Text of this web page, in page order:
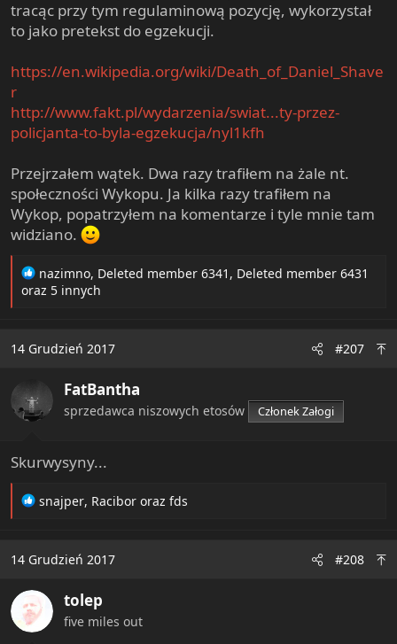
tracąc przy tym regulaminową pozycję, wykorzystał
to jako pretekst do egzekucji.
https://en.wikipedia.org/wiki/Death_of_Daniel_Shave
r
http://www.fakt.pl/wydarzenia/swiat...ty-przez-
policjanta-to-byla-egzekucja/nyl1kfh
Przejrzałem wątek. Dwa razy trafiłem na żale nt.
społeczności Wykopu. Ja kilka razy trafiłem na
Wykop, popatrzyłem na komentarze i tyle mnie tam
widziano.
R
e
i
n
s
:
nazimno, Deleted member 6341 , Deleted member 6431
oraz 5 innych
14 Grudzień 2017 #207
FatBantha
sprzedawca niszowych etosów Członek Załogi
Skurwysyny...
R
t
o
n
s
snajper, Racibor oraz fds
14 Grudzień 2017 #208
tolep
five miles out